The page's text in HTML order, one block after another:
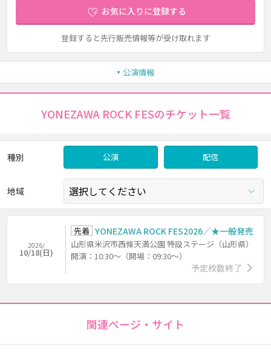
お気に入りに登録する
登録すると先行販売情報等が受け取れます
公演情報
YONEZAWA ROCK FESのチケット一覧
種別 公演 配信
地域
2026/
10/18(日)
先着 YONEZAWA ROCK FES2026／★一般発売
山形県米沢市西條天満公園 特設ステージ（山形県）
開演：10:30～（開場：09:30～）
予定枚数終了
関連ページ・サイト